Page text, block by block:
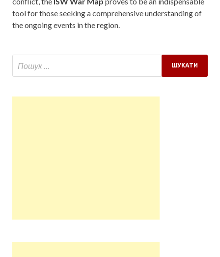
tool for those seeking a comprehensive understanding of
the ongoing events in the region.